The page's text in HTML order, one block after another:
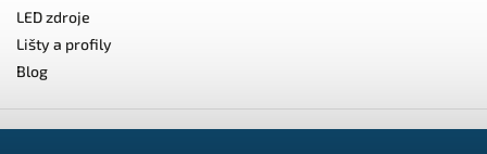
LED zdroje
Lišty a profily
Blog